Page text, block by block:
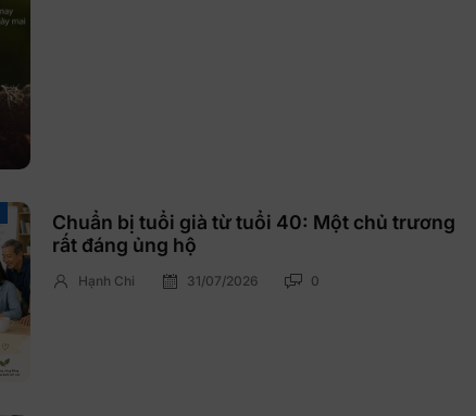
Chuẩn bị tuổi già từ tuổi 40: Một chủ trương
rất đáng ủng hộ
Hạnh Chi 31/07/2026 0